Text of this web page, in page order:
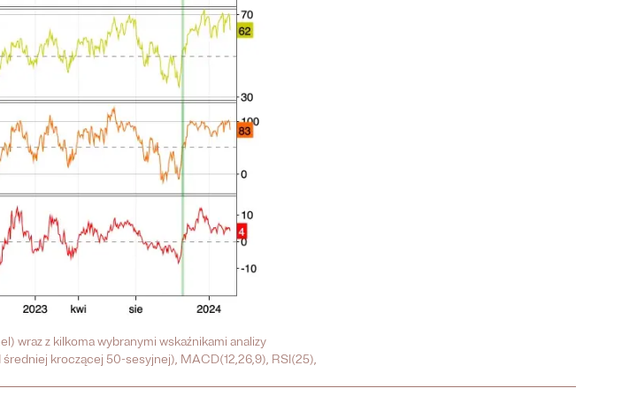
wraz z kilkoma wybranymi wskaźnikami analizy
kroczącej 50-sesyjnej), MACD(12,26,9), RSI(25),